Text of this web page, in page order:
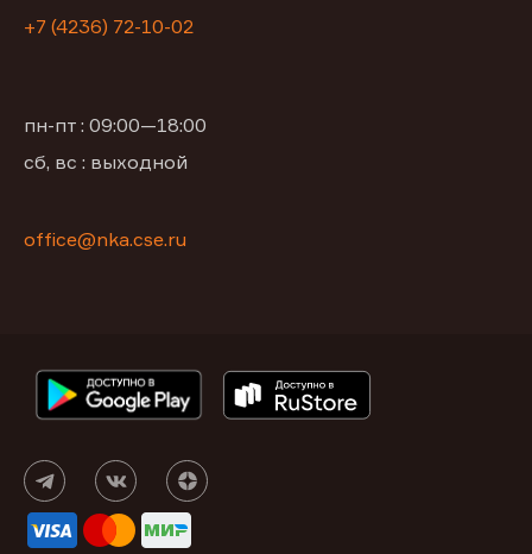
+7 (4236) 72-10-02
пн-пт : 09:00—18:00
сб, вс : выходной
office@nka.cse.ru